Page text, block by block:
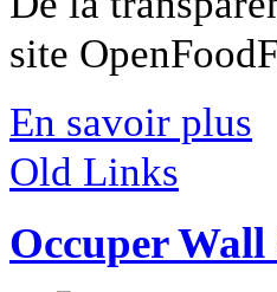
site
En savoir plus
Old Links
Occuper Wall